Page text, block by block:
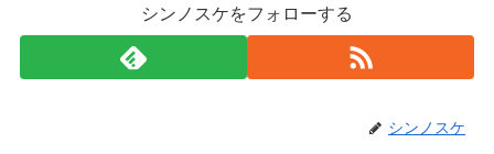
シンノスケをフォローする
シンノスケ